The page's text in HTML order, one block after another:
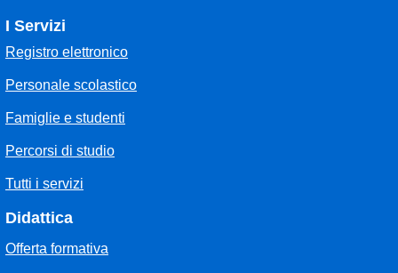
I Servizi
Registro elettronico
Personale scolastico
Famiglie e studenti
Percorsi di studio
Tutti i servizi
Didattica
Offerta formativa